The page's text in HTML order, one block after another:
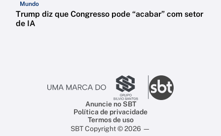
Mundo
Trump diz que Congresso pode “acabar” com setor
de IA
Anuncie no SBT
Política de privacidade
Termos de uso
SBT Copyright © 2026 —